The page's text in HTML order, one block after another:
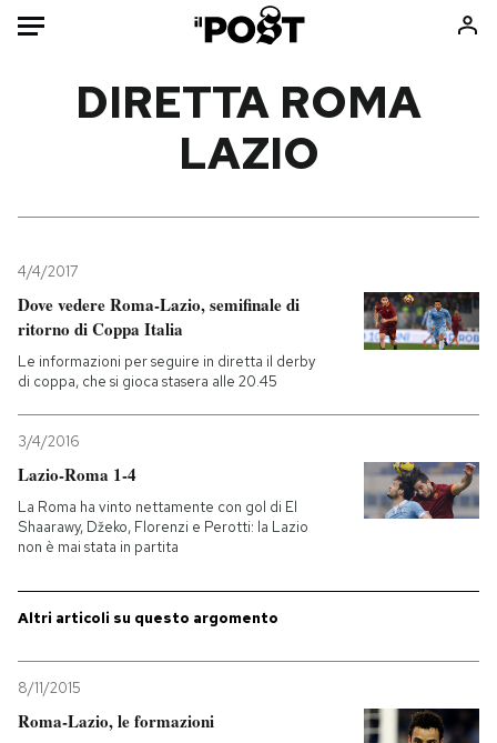
Mondo
Tecnologia
Internet
Cultura
Economia
Sport
Libri
Ok Boomer!
Altrecose
PODCAST
NEWSLETTER
I MIEI PREFERITI
DIRETTA ROMA
LAZIO
4/4/2017
Dove vedere Roma-Lazio, semifinale di
ritorno di Coppa Italia
Le informazioni per seguire in diretta il derby
di coppa, che si gioca stasera alle 20.45
3/4/2016
Lazio-Roma 1-4
La Roma ha vinto nettamente con gol di El
Shaarawy, Džeko, Florenzi e Perotti: la Lazio
non è mai stata in partita
Altri articoli su questo argomento
8/11/2015
Roma-Lazio, le formazioni